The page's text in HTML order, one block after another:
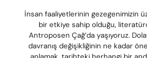
İnsan faaliyetlerinin gezegenimizin
bir etkiye sahip olduğu,
Antroposen Çağ’da yaşıyoruz.
davranış değişikliğinin ne kadar